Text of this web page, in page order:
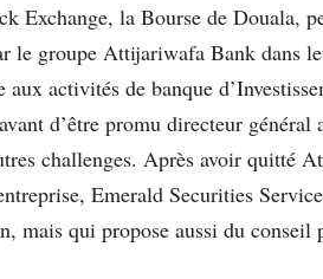
Exchange, la Bourse de Douala,
le groupe Attijariwafa Bank dans
aux activités de banque
d’être promu directeur
challenges. Après avoir quitté
Emerald Securities
mais qui propose aussi du conseil